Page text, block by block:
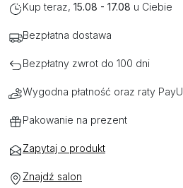
Kup teraz, 15.08 - 17.08 u Ciebie
Bezpłatna dostawa
Bezpłatny zwrot do 100 dni
Wygodna płatność oraz raty PayU
Pakowanie na prezent
Zapytaj o produkt
Znajdź salon